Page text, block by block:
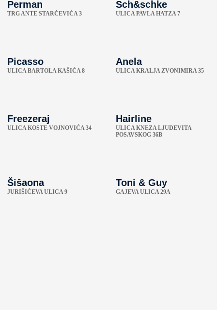
Perman
TRG ANTE STARČEVIĆA 3
Sch&schke
ULICA PAVLA HATZA 7
Picasso
ULICA BARTOLA KAŠIĆA 8
Anela
ULICA KRALJA ZVONIMIRA 35
Freezeraj
ULICA KOSTE VOJNOVIĆA 34
Hairline
ULICA KNEZA LJUDEVITA
POSAVSKOG 36B
Šišaona
JURIŠIĆEVA ULICA 9
Toni & Guy
GAJEVA ULICA 29A